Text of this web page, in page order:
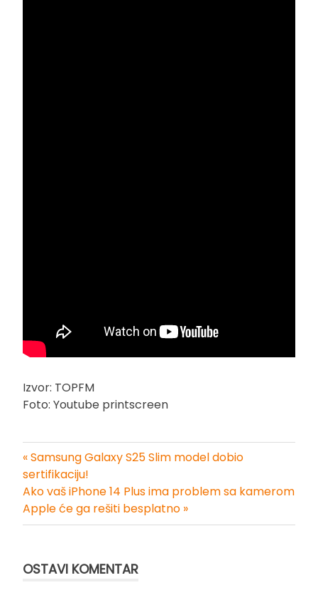
Izvor: TOPFM
Foto: Youtube printscreen
Kretanje
članka
« Samsung Galaxy S25 Slim model dobio
sertifikaciju!
Ako vaš iPhone 14 Plus ima problem sa kamerom
Apple će ga rešiti besplatno »
OSTAVI KOMENTAR